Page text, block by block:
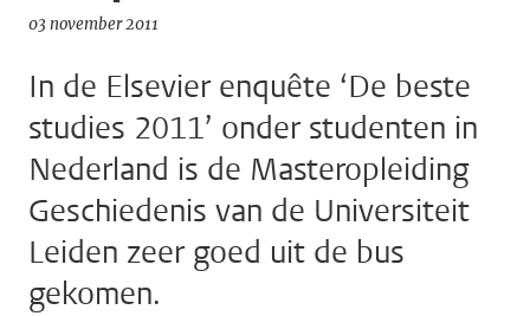
03 november 2011
In de Elsevier enquête ‘De beste
studies 2011’ onder studenten in
Nederland is de Masteropleiding
Geschiedenis van de Universiteit
Leiden zeer goed uit de bus
gekomen.